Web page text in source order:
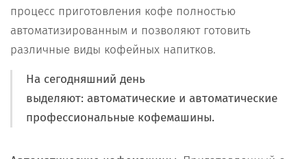
процесс приготовления кофе полностью
автоматизированным и позволяют готовить
различные виды кофейных напитков.
На сегодняшний день
выделяют: автоматические и автоматические
профессиональные кофемашины.